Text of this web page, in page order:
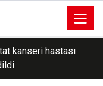
kanseri hastası